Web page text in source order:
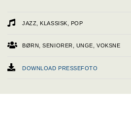
JAZZ, KLASSISK, POP
BØRN, SENIORER, UNGE, VOKSNE
DOWNLOAD PRESSEFOTO